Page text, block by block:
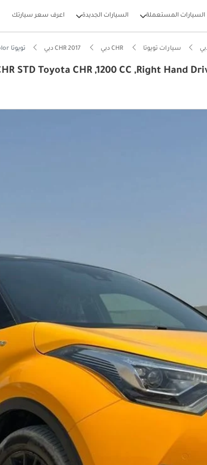
السيارات المستعملة السيارات الجديدة اعرف سعر سيارتك
سيارات تويوتا تويوتا CHR STD Toyota CHR ,1200 CC ,Right Hand Drive ,2017 Model ,Yellow Color